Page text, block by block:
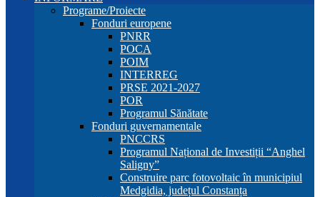
Programe/Proiecte
Fonduri europene
PNRR
POCA
POIM
INTERREG
PRSE 2021-2027
POR
Programul Sănătate
Fonduri guvernamentale
PNCCRS
Programul Național de Investiții “Anghel
Saligny”
Construire parc fotovoltaic în municipiul
Medgidia, județul Constanța